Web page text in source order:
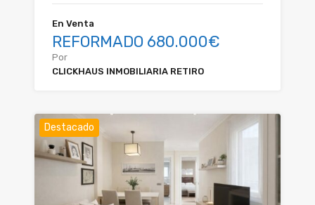
En Venta
REFORMADO 680.000€
Por
CLICKHAUS INMOBILIARIA RETIRO
Destacado